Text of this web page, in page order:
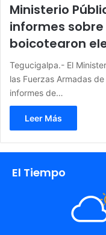
Ministerio
informes
boicotearon
Tegucigalpa.- El
las Fuerzas Armadas
informes de…
Leer Más
El Tiempo